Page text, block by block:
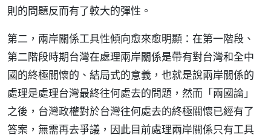
則的問題反而有了較大的彈性。
第二，兩岸關係工具性傾向愈來愈明顯：在第一階段、
第二階段時期台灣在處理兩岸關係是帶有對台灣和全中
國的終極關懷的、結局式的意義，也就是說兩岸關係的
處理是處理台灣最終往何處去的問題，然而「兩國論」
之後，台灣政權對於台灣往何處去的終極關懷已經有了
答案，無需再去爭議，因此目前處理兩岸關係只有工具